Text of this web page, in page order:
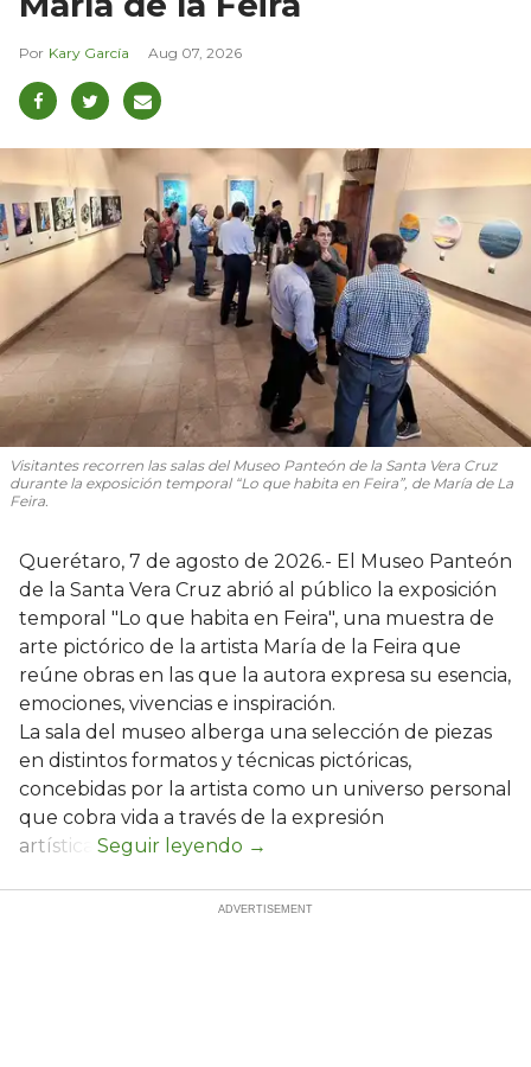
Kary García Aug 07, 2026
Visitantes recorren las salas del Museo Panteón de la Santa Vera Cruz
durante la exposición temporal “Lo que habita en Feira”, de María de La
Feira.
Querétaro, 7 de agosto de 2026.- El Museo Panteón
de la Santa Vera Cruz abrió al público la exposición
temporal "Lo que habita en Feira", una muestra de
arte pictórico de la artista María de la Feira que
reúne obras en las que la autora expresa su esencia,
emociones, vivencias e inspiración.
La sala del museo alberga una selección de piezas
en distintos formatos y técnicas pictóricas,
concebidas por la artista como un universo personal
que cobra vida a través de la expresión
artística.